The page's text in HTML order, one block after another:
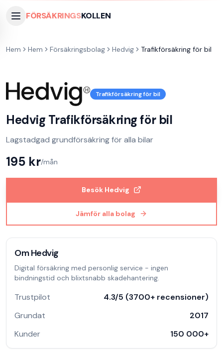
FÖRSÄKRINGSKOLLEN
Hem Hem Försäkringsbolag Hedvig Trafikförsäkring för bil
Trafikförsäkring för bil
Hedvig Trafikförsäkring för bil
Lagstadgad grundförsäkring för alla bilar
195 kr/mån
Besök Hedvig
Jämför alla bolag
OmHedvig
Digital försäkring med personlig service - ingen
bindningstid och blixtsnabb skadehantering.
Trustpilot 4.3/5 (3700+ recensioner)
Grundat
2017
Kunder
150 000+